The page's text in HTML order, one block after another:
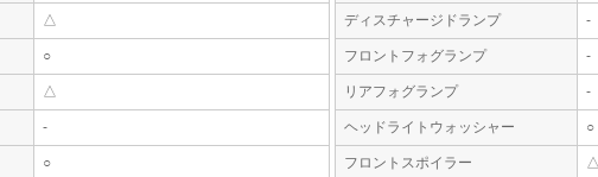
△
○
△
-
○
ディスチャージドランプ -
フロントフォグランプ -
リアフォグランプ -
ヘッドライトウォッシャー ○
フロントスポイラー △